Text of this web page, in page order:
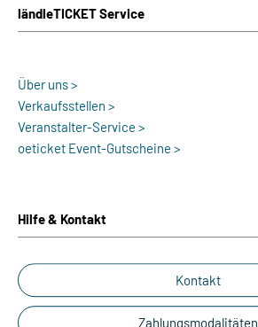
ländleTICKET Service
Über uns >
Verkaufsstellen >
Veranstalter-Service >
oeticket Event-Gutscheine >
Hilfe & Kontakt
Kontakt
Zahlungsmodalitäten